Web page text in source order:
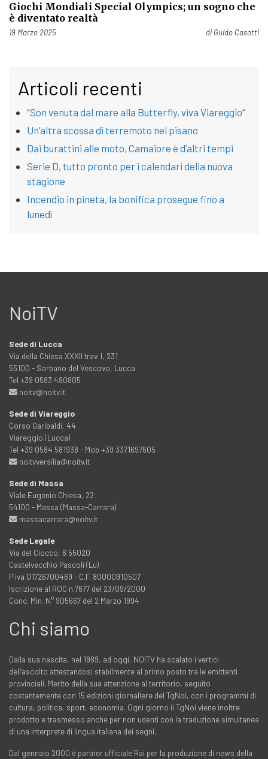
Giochi Mondiali Special Olympics; un sogno che
è diventato realtà
Pubblicato il
19 Marzo 2025 di Guido Casotti
Articoli recenti
“Son venuta dal mare alla Butterfly, viva Viareggio”
Un’altra scossa di terremoto nel pisano
Dai burattini alle moto, Camaiore è d’altri tempi
Serie D, tutto pronto per i calendari della nuova
stagione
Incendio in pineta, la bonifica prosegue fino a
lunedì
NoiTV
Sede di Lucca
Via della Chiesa XXXII trav. I, 231
55100 - Sorbano del Vescovo, Lucca
Tel +39 0583 490805
noitv@noitv.it
Sede di Viareggio
Corso Garibaldi, 44
Viareggio (Lucca)
Tel +39 0584 581938 - Mob +39 3371697605
noitvversilia@noitv.it
Sede di Massa
Viale Eugenio Chiesa, 22
54100 - Massa (Massa-Carrara)
massacarrara@noitv.it
Sede Legale
Via del Ciocco, 6 55020
Castelvecchio Pascoli (Lu)
P.iva 01726700469 - C.F. 80000910507
Iscrizione al ROC n.7677 del 23/09/2000
Conc. Min. N° 905667 del 2 Marzo 1994
Chi siamo
Dalla sua nascita, nel 1989, ad oggi, NOITV ha scalato i vertici
dell'ascolto attestandosi stabilmente al primo posto tra le emittenti
provinciali. Merito della sua attenzione al territorio, seguito
costantemente con 15 edizioni giornaliere del TgNoi, con i programmi di
cultura, politica, sport, economia. Ogni giorno il TgNoi viene inoltre
prodotto e trasmesso anche per non udenti con la traduzione simultanea
di una interprete di lingua italiana dei segni.
Dal gennaio 2000 è partner ufficiale Rai per la produzione di news della